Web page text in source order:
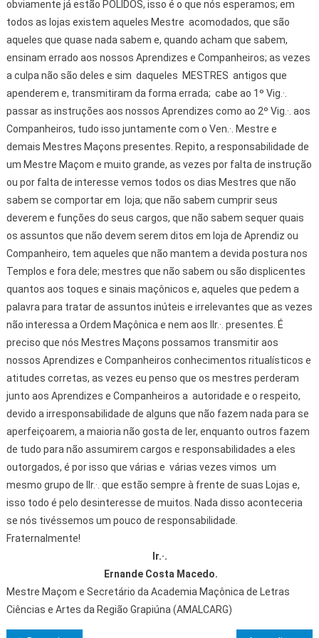
obviamente já estão POLIDOS, isso é o que nós esperamos; em
todos as lojas existem aqueles Mestre acomodados, que são
aqueles que quase nada sabem e, quando acham que sabem,
ensinam errado aos nossos Aprendizes e Companheiros; as vezes
a culpa não são deles e sim daqueles MESTRES antigos que
apenderem e, transmitiram da forma errada; cabe ao 1º Vig.·.
passar as instruções aos nossos Aprendizes como ao 2º Vig.·. aos
Companheiros, tudo isso juntamente com o Ven.·. Mestre e
demais Mestres Maçons presentes. Repito, a responsabilidade de
um Mestre Maçom e muito grande, as vezes por falta de instrução
ou por falta de interesse vemos todos os dias Mestres que não
sabem se comportar em loja; que não sabem cumprir seus
deverem e funções do seus cargos, que não sabem sequer quais
os assuntos que não devem serem ditos em loja de Aprendiz ou
Companheiro, tem aqueles que não mantem a devida postura nos
Templos e fora dele; mestres que não sabem ou são displicentes
quantos aos toques e sinais maçônicos e, aqueles que pedem a
palavra para tratar de assuntos inúteis e irrelevantes que as vezes
não interessa a Ordem Maçônica e nem aos IIr.·. presentes. É
preciso que nós Mestres Maçons possamos transmitir aos
nossos Aprendizes e Companheiros conhecimentos ritualísticos e
atitudes corretas, as vezes eu penso que os mestres perderam
junto aos Aprendizes e Companheiros a autoridade e o respeito,
devido a irresponsabilidade de alguns que não fazem nada para se
aperfeiçoarem, a maioria não gosta de ler, enquanto outros fazem
de tudo para não assumirem cargos e responsabilidades a eles
outorgados, é por isso que várias e várias vezes vimos um
mesmo grupo de IIr.·. que estão sempre à frente de suas Lojas e,
isso todo é pelo desinteresse de muitos. Nada disso aconteceria
se nós tivéssemos um pouco de responsabilidade.
Fraternalmente!
Ir.·.
Ernande Costa Macedo.
Mestre Maçom e Secretário da Academia Maçônica de Letras
Ciências e Artes da Região Grapiúna (AMALCARG)